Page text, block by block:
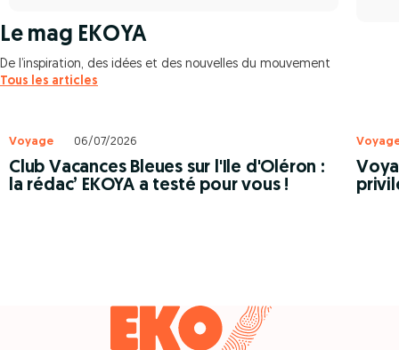
Le mag EKOYA
De l’inspiration, des idées et des nouvelles du mouvement
Tous les articles
Voyage 06/07/2026
Club Vacances Bleues sur l'Ile d'Oléron :
la rédac’ EKOYA a testé pour vous !